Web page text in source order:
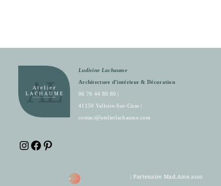
Ludivine Lachaume
Architecture d’intérieur & Décoration
06 76 44 80 80 |
41150 Valloire-Sur-Cisse |
contact@atelierlachaume.com
Partenaire Mad.Ame.asso